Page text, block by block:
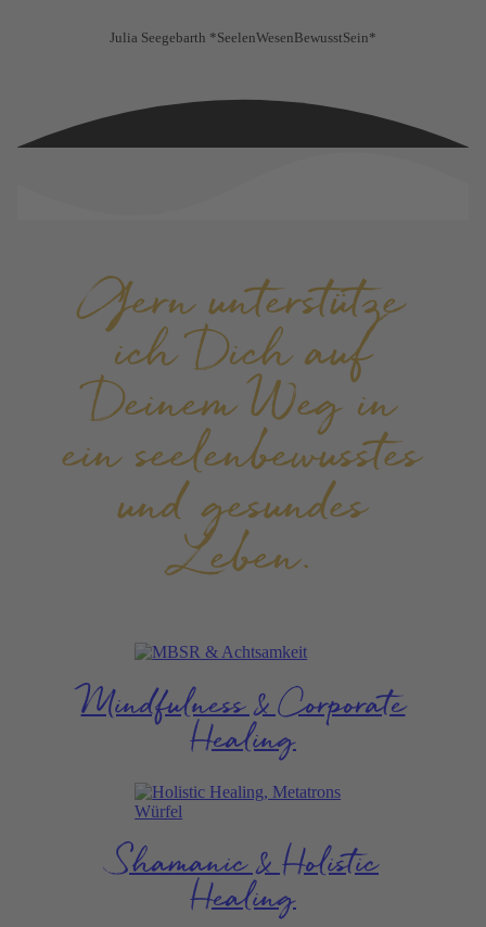
Julia Seegebarth *SeelenWesenBewusstSein*
Gern unterstütze
ich Dich auf
Deinem Weg in
ein seelen­bewusstes
und gesundes
Leben.
Mindfulness & Corporate
Healing
Shamanic & Holistic
Healing